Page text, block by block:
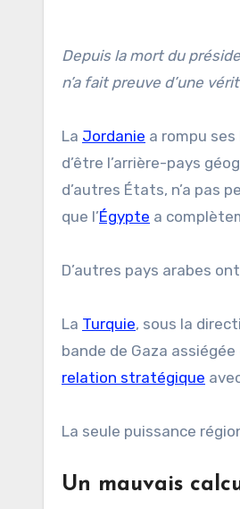
Depuis la mort du
n’a fait preuve d’une
La Jordanie a rompu
d’être l’arrière-pays
d’autres États, n’a pas
que l’Égypte a
D’autres pays arabes
La Turquie, sous la
bande de Gaza
relation stratégique
La seule puissance
Un mauvais